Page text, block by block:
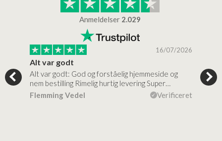
Anmeldelser 2.029
for…
16/07/2026
Alt var godt
Alt var godt: God og forståelig hjemmeside og
nem bestilling Rimelig hurtig levering Super…
Flemming Vedel
Verificeret
Jeg
en